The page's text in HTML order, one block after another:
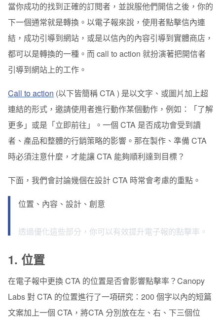
重點整理
2. 內容
考慮產品特性
重點整理
3. 設計
The Squint Test (瞇眼測試)
4. 創意
持續進行測試
當你成功的找到正確的訂閱者，並說服他們開信之後，你的
下一個通常就是轉換 。以電子報來說，使用者點擊信內連
結，成功引導到網站，或是以信內的內容引導到實體商店，
都可以是轉換的一種。而 call to action 就扮演著把開信者
引導到網站上的工作。
Call to action (以下皆簡稱 CTA ) 是以文字、或圖片加上超
連結的形式，邀請使用者進行動作某個動作，例如：「了解
更多」或是「立即前往」。一個 CTA 是否成功會受到讀
者、產品和整體的行銷策略的影響。那在製作、準備 CTA
時必須注意什麼，才能讓 CTA 能夠順利達到目標？
下面，我們會討論幾個在設計 CTA 時常會考慮的重點。
位置、內容、設計、創意
透過優化這些部分，你可以有效提升電子報的點擊率。
1. 位置
在電子報中更換 CTA 的位置是否會影響點擊率？Canopy
Labs 對 CTA 的位置進行了一項研究：200 個字以內的短篇
文案加上一個 CTA，將CTA 分別放在左、右、下三個位